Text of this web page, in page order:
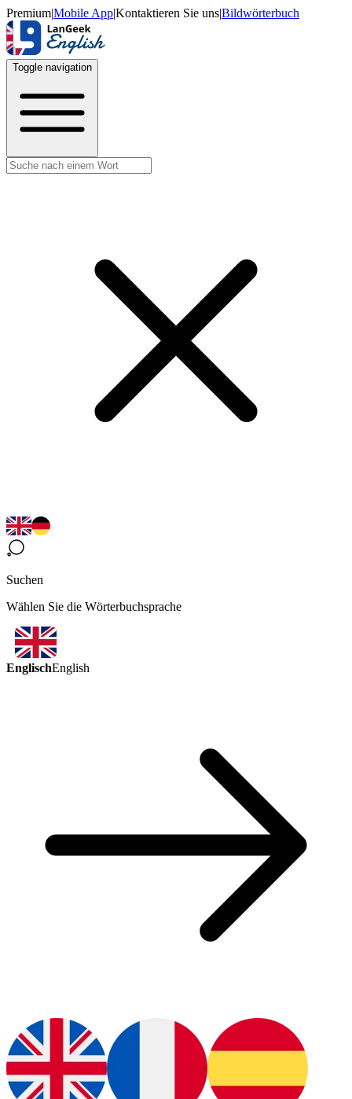
Premium|Mobile App|Kontaktieren Sie uns|Bildwörterbuch
Toggle navigation
Suchen
Wählen Sie die Wörterbuchsprache
EnglischEnglish